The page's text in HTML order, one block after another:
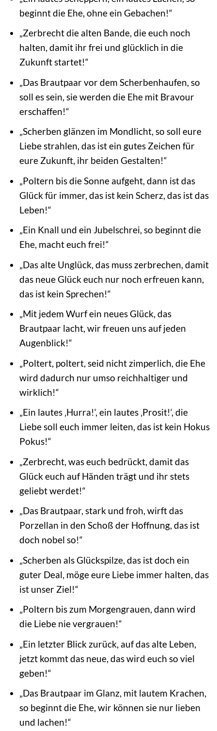
beginnt die Ehe, ohne ein Gebachen!“
„Zerbrecht die alten Bande, die euch noch
halten, damit ihr frei und glücklich in die
Zukunft startet!“
„Das Brautpaar vor dem Scherbenhaufen, so
soll es sein, sie werden die Ehe mit Bravour
erschaffen!“
„Scherben glänzen im Mondlicht, so soll eure
Liebe strahlen, das ist ein gutes Zeichen für
eure Zukunft, ihr beiden Gestalten!“
„Poltern bis die Sonne aufgeht, dann ist das
Glück für immer, das ist kein Scherz, das ist das
Leben!“
„Ein Knall und ein Jubelschrei, so beginnt die
Ehe, macht euch frei!“
„Das alte Unglück, das muss zerbrechen, damit
das neue Glück euch nur noch erfreuen kann,
das ist kein Sprechen!“
„Mit jedem Wurf ein neues Glück, das
Brautpaar lacht, wir freuen uns auf jeden
Augenblick!“
„Poltert, poltert, seid nicht zimperlich, die Ehe
wird dadurch nur umso reichhaltiger und
wirklich!“
„Ein lautes ‚Hurra!‘, ein lautes ‚Prosit!‘, die
Liebe soll euch immer leiten, das ist kein Hokus
Pokus!“
„Zerbrecht, was euch bedrückt, damit das
Glück euch auf Händen trägt und ihr stets
geliebt werdet!“
„Das Brautpaar, stark und froh, wirft das
Porzellan in den Schoß der Hoffnung, das ist
doch nobel so!“
„Scherben als Glückspilze, das ist doch ein
guter Deal, möge eure Liebe immer halten, das
ist unser Ziel!“
„Poltern bis zum Morgengrauen, dann wird
die Liebe nie vergrauen!“
„Ein letzter Blick zurück, auf das alte Leben,
jetzt kommt das neue, das wird euch so viel
geben!“
„Das Brautpaar im Glanz, mit lautem Krachen,
so beginnt die Ehe, wir können sie nur lieben
und lachen!“